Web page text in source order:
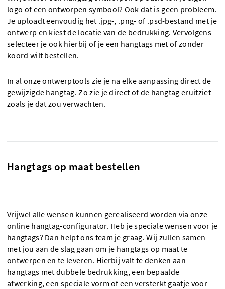
logo of een ontworpen symbool? Ook dat is geen probleem.
Je uploadt eenvoudig het .jpg-, .png- of .psd-bestand met je
ontwerp en kiest de locatie van de bedrukking. Vervolgens
selecteer je ook hierbij of je een hangtags met of zonder
koord wilt bestellen.
In al onze ontwerptools zie je na elke aanpassing direct de
gewijzigde hangtag. Zo zie je direct of de hangtag eruitziet
zoals je dat zou verwachten.
Hangtags op maat bestellen
Vrijwel alle wensen kunnen gerealiseerd worden via onze
online hangtag-configurator. Heb je speciale wensen voor je
hangtags? Dan helpt ons team je graag. Wij zullen samen
met jou aan de slag gaan om je hangtags op maat te
ontwerpen en te leveren. Hierbij valt te denken aan
hangtags met dubbele bedrukking, een bepaalde
afwerking, een speciale vorm of een versterkt gaatje voor